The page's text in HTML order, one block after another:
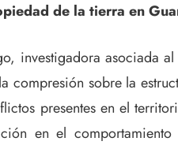
de la tierra en
investigadora asociada
compresión sobre la
presentes en el
en el